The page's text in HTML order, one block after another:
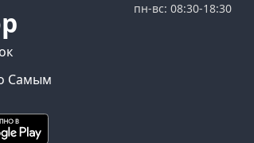
Самым
пн-вс: 08:30-18:30